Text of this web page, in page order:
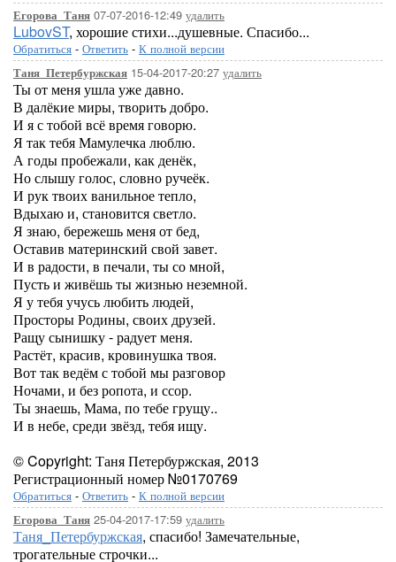
Егорова_Таня 07-07-2016-12:49 удалить
LubovST, хорошие стихи...душевные. Спасибо...
Обратиться - Ответить - К полной версии
Таня_Петербуржская 15-04-2017-20:27 удалить
Ты от меня ушла уже давно.
В далёкие миры, творить добро.
И я с тобой всё время говорю.
Я так тебя Мамулечка люблю.
А годы пробежали, как денёк,
Но слышу голос, словно ручеёк.
И рук твоих ванильное тепло,
Вдыхаю и, становится светло.
Я знаю, бережешь меня от бед,
Оставив материнский свой завет.
И в радости, в печали, ты со мной,
Пусть и живёшь ты жизнью неземной.
Я у тебя учусь любить людей,
Просторы Родины, своих друзей.
Ращу сынишку - радует меня.
Растёт, красив, кровинушка твоя.
Вот так ведём с тобой мы разговор
Ночами, и без ропота, и ссор.
Ты знаешь, Мама, по тебе грущу..
И в небе, среди звёзд, тебя ищу.
© Copyright: Таня Петербуржская, 2013
Регистрационный номер №0170769
Обратиться - Ответить - К полной версии
Егорова_Таня 25-04-2017-17:59 удалить
Таня_Петербуржская, спасибо! Замечательные,
трогательные строчки...